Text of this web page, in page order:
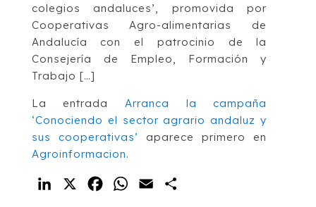
colegios andaluces’, promovida por
Cooperativas Agro-alimentarias de
Andalucía con el patrocinio de la
Consejería de Empleo, Formación y
Trabajo […]
La entrada Arranca la campaña
‘Conociendo el sector agrario andaluz y
sus cooperativas’
aparece primero en
Agroinformacion.
LinkedIn FacebookWhatsApp
Email